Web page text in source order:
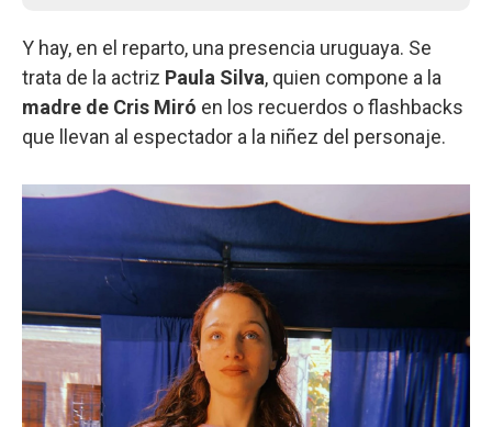
Y hay, en el reparto, una presencia uruguaya. Se
trata de la actriz Paula Silva, quien compone a la
madre de Cris Miró en los recuerdos o flashbacks
que llevan al espectador a la niñez del personaje.